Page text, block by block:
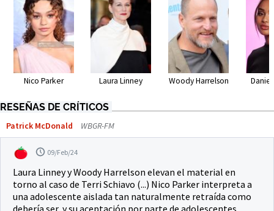
Nico Parker Laura Linney Woody Harrelson
RESEÑAS DE CRÍTICOS
Patrick McDonald WBGR-FM
09/Feb/24
Laura Linney y Woody Harrelson elevan el material en
torno al caso de Terri Schiavo (...) Nico Parker interpreta a
una adolescente aislada tan naturalmente retraída como
debería ser, y su aceptación por parte de adolescentes